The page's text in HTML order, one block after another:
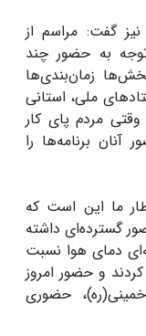
نیز گفت: مراسم از
توجه به حضور چند
زمان‌بندی‌ها
ملی، استانی
مردم پای کار
آنان برنامه‌ها را
ما این است که
گسترده‌ای داشته
دمای هوا نسبت
و حضور امروز
حضوری